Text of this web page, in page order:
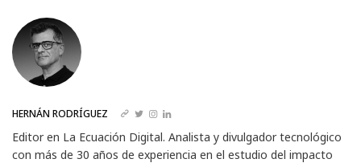
HERNÁN RODRÍGUEZ
Editor en La Ecuación Digital. Analista y divulgador tecnológico
con más de 30 años de experiencia en el estudio del impacto